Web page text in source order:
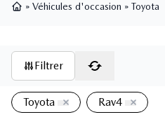
» Véhicules d'occasion » Toyota
Filtrer
Toyota Rav4